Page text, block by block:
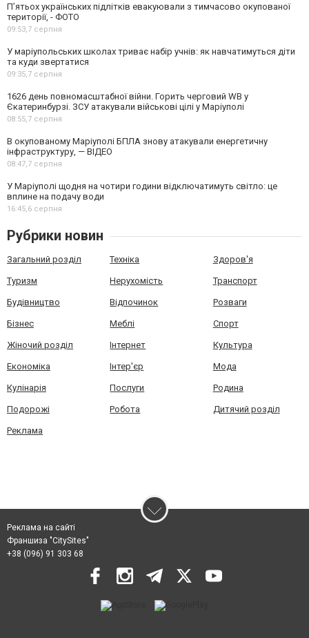
П’ятьох українських підлітків евакуювали з тимчасово окупованої
території, - ФОТО
09:53, 7 серпня
У маріупольських школах триває набір учнів: як навчатимуться діти
та куди звертатися
09:35, 7 серпня
1626 день повномасштабної війни. Горить черговий WB у
Єкатеринбурзі. ЗСУ атакували військові цілі у Маріуполі
08:55, 7 серпня
В окупованому Маріуполі БПЛА знову атакували енергетичну
інфраструктуру, — ВІДЕО
08:47, 7 серпня
У Маріуполі щодня на чотири години відключатимуть світло: це
вплине на подачу води
16:45, 6 серпня
Рубрики новин
Загальний розділ Техніка Здоров'я
Туризм Нерухомість Транспорт
Будівництво Відпочинок Розваги
Бізнес Меблі Спорт
Жіночий розділ Інтернет Культура
Економіка Інтер'єр Мода
Кулінарія Послуги Родина
Подорожі Робота Дитячий розділ
Реклама
Реклама на сайті
Франшиза "CitySites"
+38 (096) 91 303 68